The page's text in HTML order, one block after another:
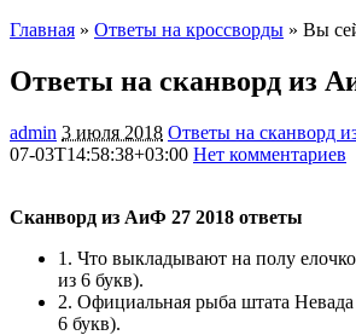
Главная » Ответы на кроссворды » Вы
Ответы на сканворд из
admin 3 июля 2018 Ответы на сканворд
07-03T14:58:38+03:00 Нет комментариев
Сканворд из АиФ 27 2018 ответы
1. Что выкладывают на полу
из 6 букв).
2. Официальная рыба штата Невада
6 букв).